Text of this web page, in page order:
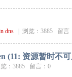
dns 浏览：3885 留言
(11: 资源暂时不
：3885 留言：0